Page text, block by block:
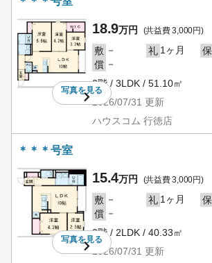
写真を見る
18.9万円 (共益費 3,000円)
敷 － 礼 1ヶ月 保
償 －
2階 / 3LDK / 51.10㎡
2026/07/31 更新
ハウスコム 行徳店
＊＊＊号室
写真を見る
15.4万円 (共益費 3,000円)
敷 － 礼 1ヶ月 保
償 －
3階 / 2LDK / 40.33㎡
2026/07/31 更新